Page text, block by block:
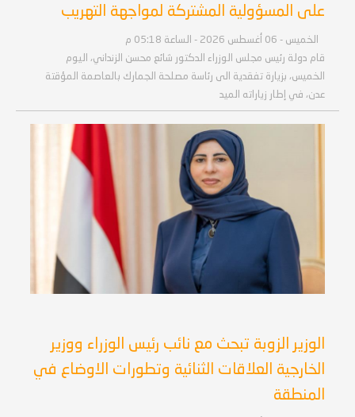
على المسؤولية المشتركة لمواجهة التهريب
الخميس - 06 أغسطس 2026 - الساعة 05:18 م
قام دولة رئيس مجلس الوزراء الدكتور شائع محسن الزنداني، اليوم
الخميس، بزيارة تفقدية الى رئاسة مصلحة الجمارك بالعاصمة المؤقتة
عدن، في إطار زياراته الميد
الوزير الزوبة تبحث مع نائب رئيس الوزراء ووزير
الخارجية العلاقات الثنائية وتطورات الاوضاع في
المنطقة